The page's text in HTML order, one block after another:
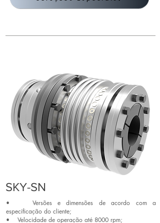
SKY-SN
• Versões e dimensões de acordo com a
especificação do cliente;
• Velocidade de operação até 8000 rpm;